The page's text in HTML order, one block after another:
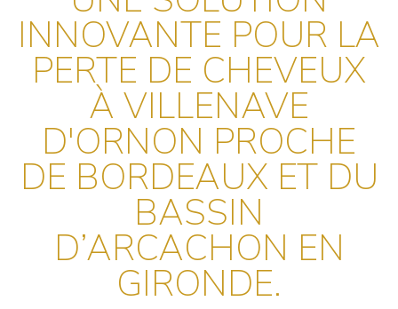
INNOVANTE POUR LA
PERTE DE CHEVEUX
À VILLENAVE
D'ORNON PROCHE
DE BORDEAUX ET DU
BASSIN
D’ARCACHON EN
GIRONDE.